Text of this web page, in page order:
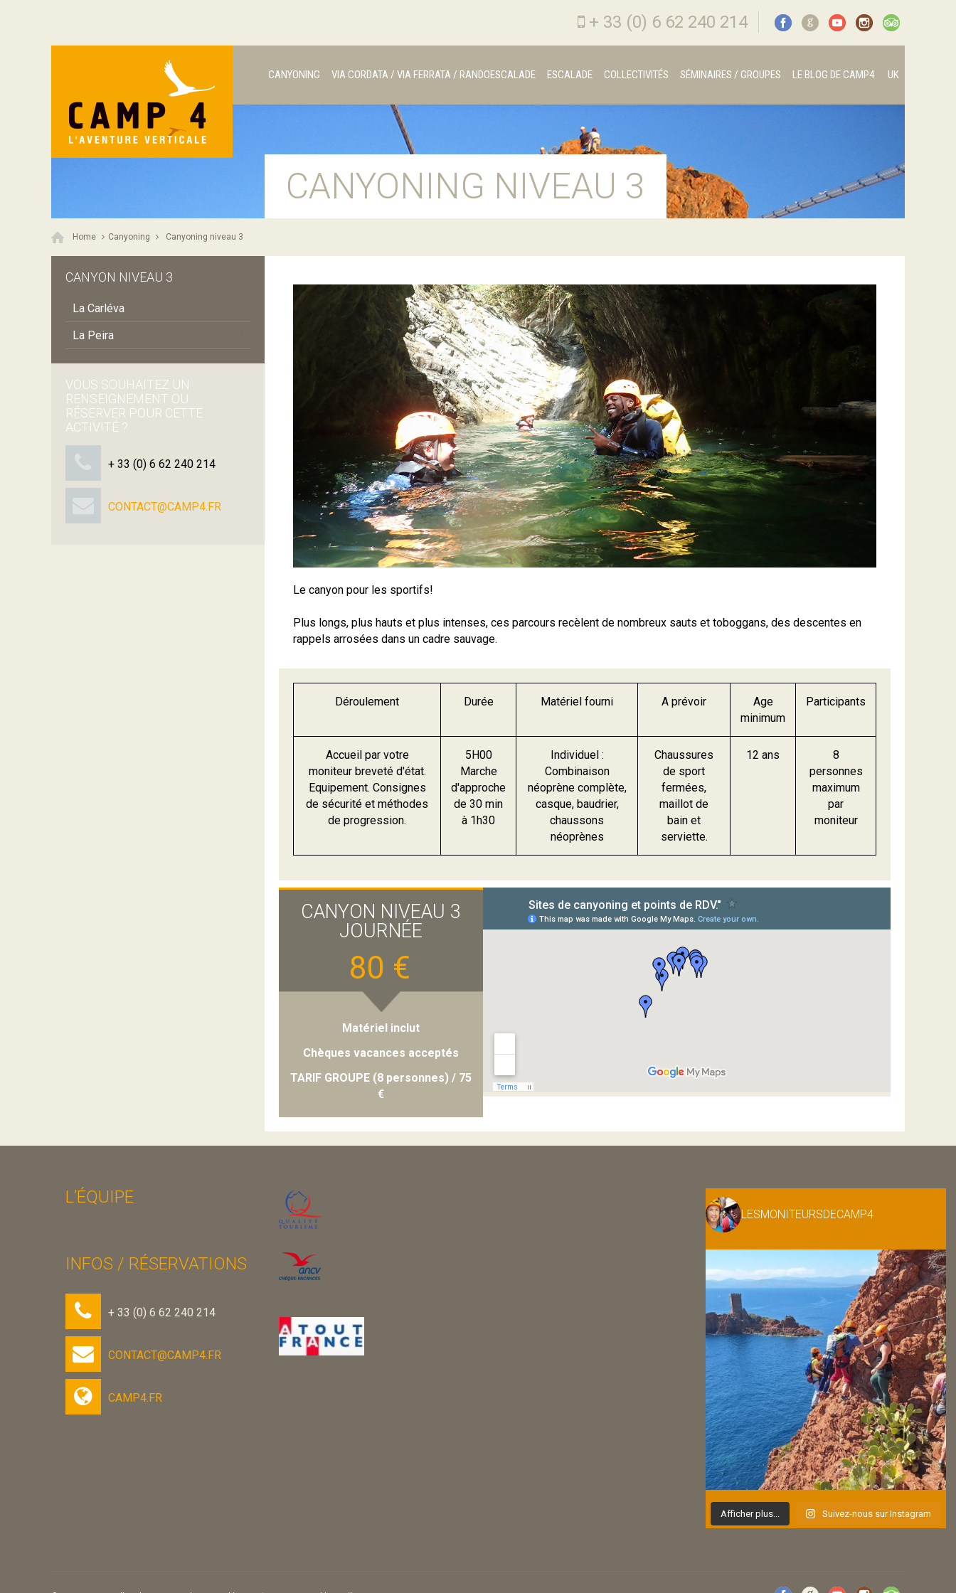
G
+ 33 (0) 6 62 240 214
CANYONING VIA CORDATA / VIA FERRATA / RANDOESCALADE ESCALADE COLLECTIVITÉS SÉMINAIRES / GROUPES LE BLOG DE CAMP4 UK
CANYONING NIVEAU 3
Home Canyoning Canyoning niveau 3
Le canyon pour les sportifs!
Plus longs, plus hauts et plus intenses, ces parcours recèlent de nombreux sauts et toboggans, des descentes en
rappels arrosées dans un cadre sauvage.
Déroulement Durée Matériel fourni A prévoir
Age
minimum
Participants
Accueil par votre
moniteur breveté d'état.
Equipement. Consignes
de sécurité et méthodes
de progression.
5H00
Marche
d'approche
de 30 min
à 1h30
Individuel :
Combinaison
néoprène complète,
casque, baudrier,
chaussons
néoprènes
Chaussures
de sport
fermées,
maillot de
bain et
serviette.
12 ans
8
personnes
maximum
par
moniteur
CANYON NIVEAU 3
JOURNÉE
80 €
Matériel inclut
Chèques vacances acceptés
TARIF GROUPE (8 personnes) / 75
€
CANYON NIVEAU 3
La Carléva
La Peira
VOUS SOUHAITEZ UN
RENSEIGNEMENT OU
RÉSERVER POUR CETTE
ACTIVITÉ ?
+ 33 (0) 6 62 240 214
CONTACT@CAMP4.FR
L’ÉQUIPE
INFOS / RÉSERVATIONS
+ 33 (0) 6 62 240 214
CONTACT@CAMP4.FR
CAMP4.FR
LESMONITEURSDECAMP4
Afficher plus... Suivez-nous sur Instagram